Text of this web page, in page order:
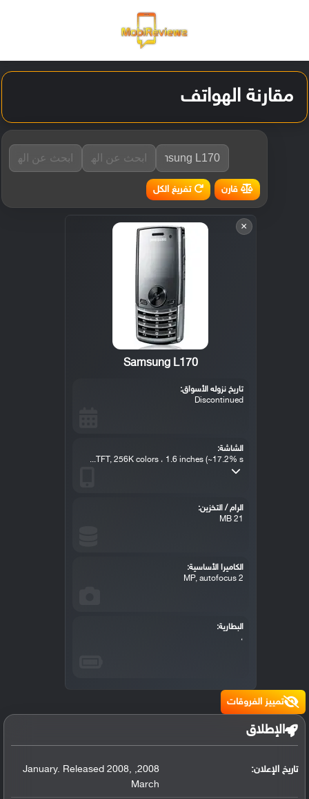
مقارنة الهواتف
قارن تفريغ الكل
×
Samsung L170
تاريخ نزوله الأسواق:
Discontinued
الشاشة:
TFT, 256K colors ، 1.6 inches (~17.2% s...
الرام / التخزين:
21 MB
الكاميرا الأساسية:
2 MP, autofocus
البطارية:
،
تمييز الفروقات
الإطلاق
تاريخ الإعلان: 2008
,
January. Released 2008,
March